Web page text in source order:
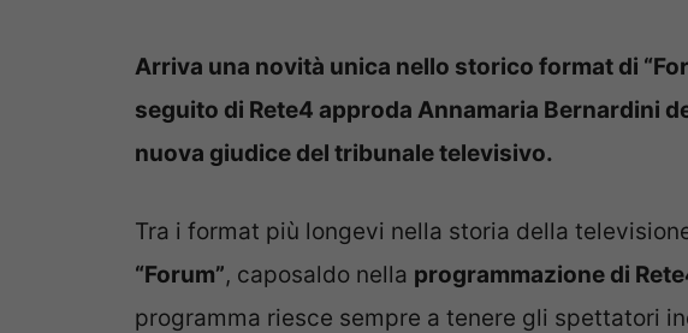
Arriva una novità unica nello storico format di
seguito di Rete4 approda Annamaria Bernardini
nuova giudice del tribunale televisivo.
Tra i format più longevi nella storia della
“Forum”, caposaldo nella programmazione di
programma riesce sempre a tenere gli spettatori